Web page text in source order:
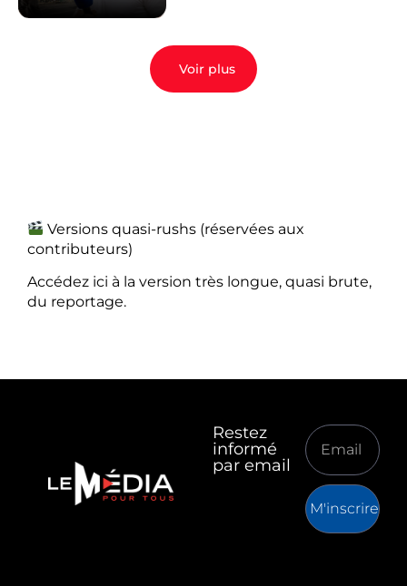
Voir plus
Versions quasi-rushs (réservées aux
contributeurs)
Accédez ici à la version très longue, quasi brute,
du reportage.
Restez
informé
par email
M'inscrire